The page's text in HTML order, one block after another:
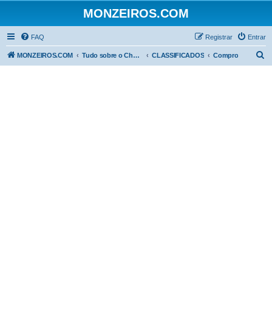
MONZEIROS.COM
FAQ Entrar
Registrar
MONZEIROS.COM Tudo sobre o Chevrolet Monza! CLASSIFICADOS Compro